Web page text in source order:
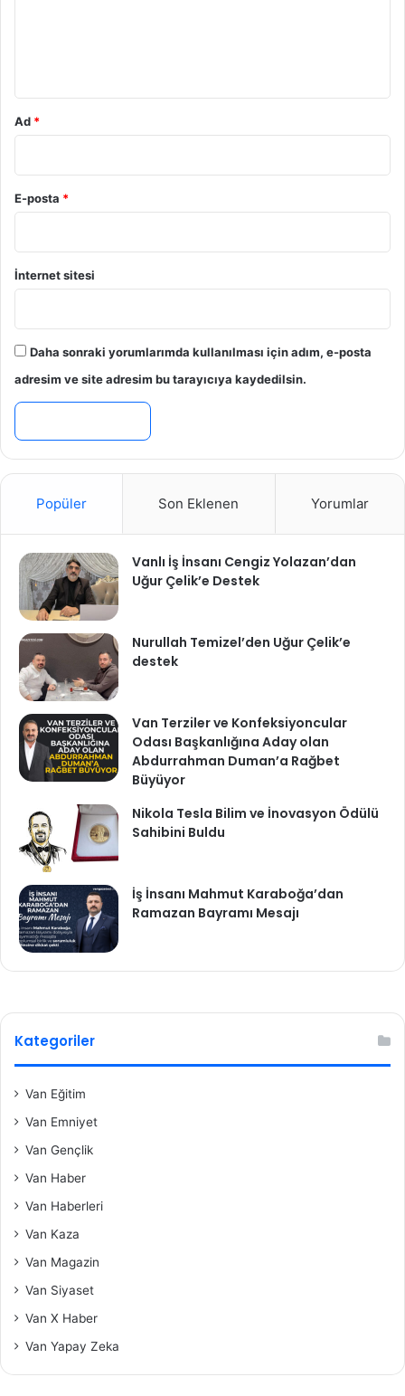
Ad *
E-posta *
İnternet sitesi
Daha sonraki yorumlarımda kullanılması için adım, e-posta
adresim ve site adresim bu tarayıcıya kaydedilsin.
Popüler Son Eklenen Yorumlar
Vanlı İş İnsanı Cengiz Yolazan’dan
Uğur Çelik’e Destek
Nurullah Temizel’den Uğur Çelik’e
destek
Van Terziler ve Konfeksiyoncular
Odası Başkanlığına Aday olan
Abdurrahman Duman’a Rağbet
Büyüyor
Nikola Tesla Bilim ve İnovasyon Ödülü
Sahibini Buldu
İş İnsanı Mahmut Karaboğa’dan
Ramazan Bayramı Mesajı
Kategoriler
Van Eğitim
Van Emniyet
Van Gençlik
Van Haber
Van Haberleri
Van Kaza
Van Magazin
Van Siyaset
Van X Haber
Van Yapay Zeka